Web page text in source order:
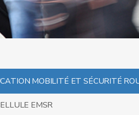
MOBILITÉ ET SÉCURITÉ
EMSR